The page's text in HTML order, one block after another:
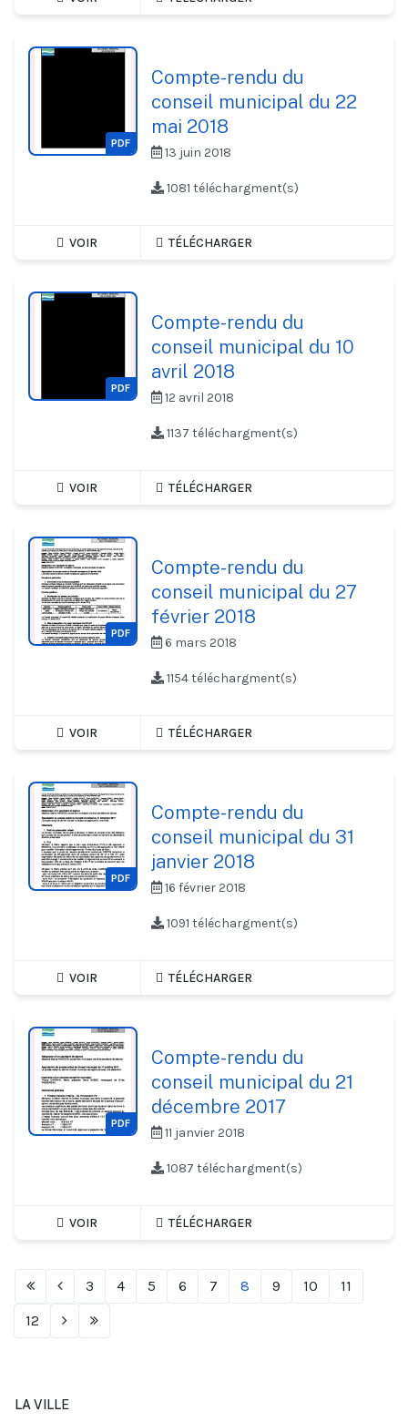
PDF
Compte-rendu du
conseil municipal du 22
mai 2018
13 juin 2018
1081 téléchargment(s)
VOIR TÉLÉCHARGER
PDF
Compte-rendu du
conseil municipal du 10
avril 2018
12 avril 2018
1137 téléchargment(s)
VOIR TÉLÉCHARGER
PDF
Compte-rendu du
conseil municipal du 27
février 2018
6 mars 2018
1154 téléchargment(s)
VOIR TÉLÉCHARGER
PDF
Compte-rendu du
conseil municipal du 31
janvier 2018
16 février 2018
1091 téléchargment(s)
VOIR TÉLÉCHARGER
PDF
Compte-rendu du
conseil municipal du 21
décembre 2017
11 janvier 2018
1087 téléchargment(s)
VOIR TÉLÉCHARGER
3 4 5 6 7 8 9 10
11
12
LA VILLE